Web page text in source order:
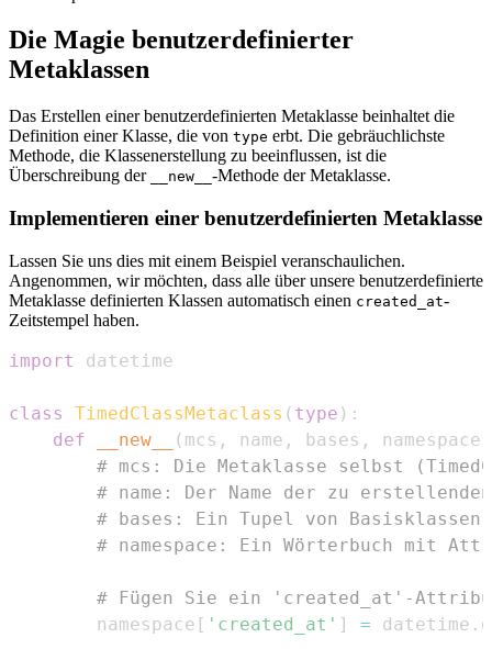
Die Magie benutzerdefinierter
Metaklassen
Das Erstellen einer benutzerdefinierten Metaklasse beinhaltet die
Definition einer Klasse, die von type erbt. Die gebräuchlichste
Methode, die Klassenerstellung zu beeinflussen, ist die
Überschreibung der
__new__ -Methode der Metaklasse.
Implementieren einer benutzerdefinierten Metaklasse
Lassen Sie uns dies mit einem Beispiel veranschaulichen.
Angenommen, wir möchten, dass alle über unsere benutzerdefinierte
Metaklasse definierten Klassen automatisch einen created_at-
Zeitstempel haben.
import
class TimedClassMetaclass ( type ) :
def
__new__ ( mcs , name , bases , namespace
# mcs: Die Metaklasse selbst
# name: Der Name der zu
# bases: Ein Tupel von
# namespace: Ein Wörterbuch mit
# Fügen Sie ein 'created_at'-Attribut
        namespace
[ 'created_at' ] = datetime .